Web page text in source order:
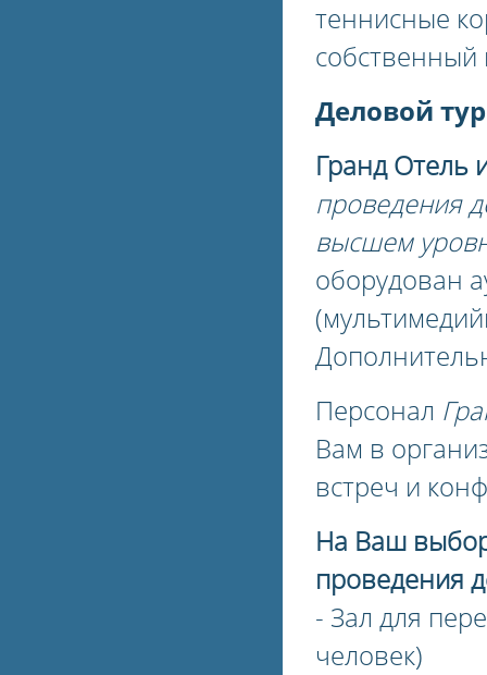
теннисные
собственный
Деловой
Гранд Отель
проведения
высшем
оборудован
Персонал
Вам в
встреч и
На Ваш
проведения
- Зал для
человек)